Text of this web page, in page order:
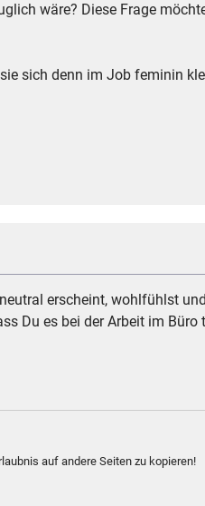
wäre? Diese Frage
sich denn im Job feminin
erscheint, wohlfühlst
Du es bei der Arbeit im Büro
auf andere Seiten zu kopieren!